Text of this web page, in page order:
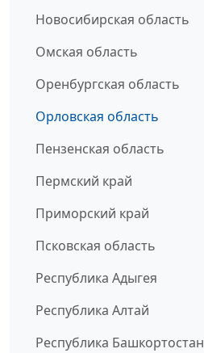
Новосибирская область
Омская область
Оренбургская область
Орловская область
Пензенская область
Пермский край
Приморский край
Псковская область
Республика Адыгея
Республика Алтай
Республика Башкортостан